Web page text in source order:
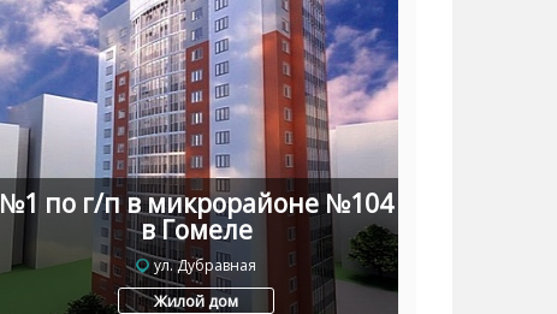
№1 по г/п в микрорайоне №104
в Гомеле
ул. Дубравная
Жилой дом